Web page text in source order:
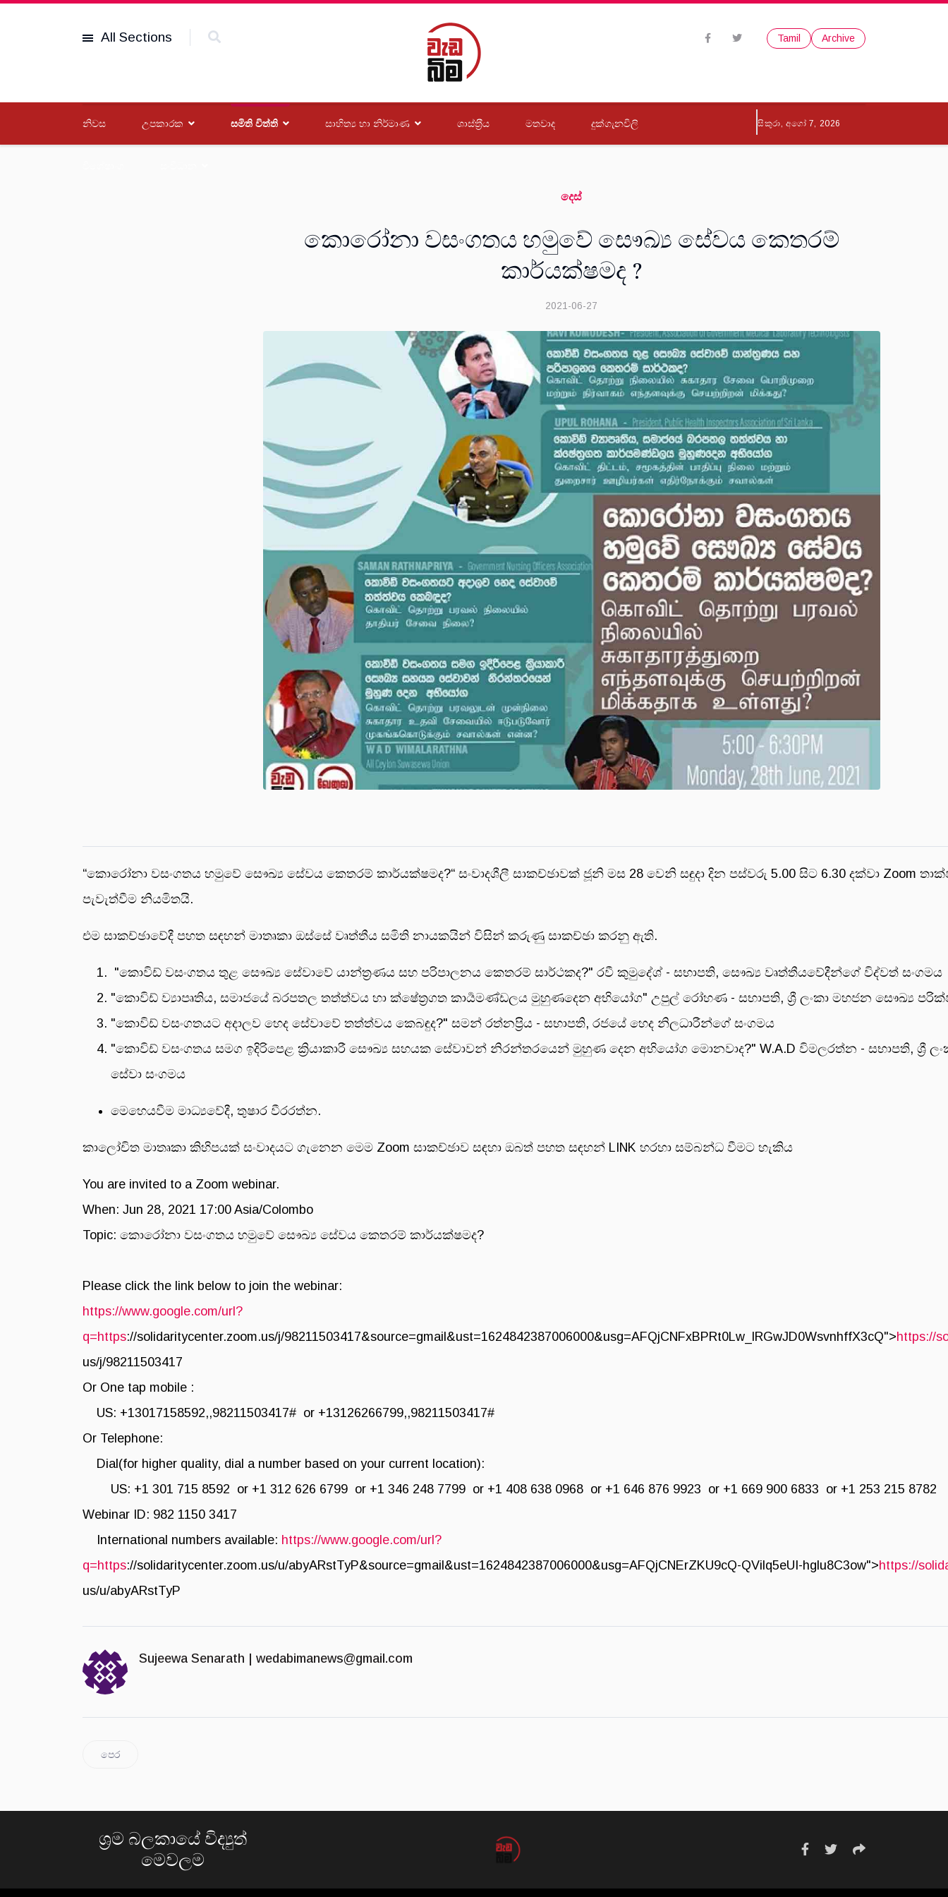
All Sections Tamil Archive
නිවස උපකාරක සමිති විත්ති සාහිත්‍ය හා නිර්මාණ ශාස්ත‍්‍රීය මතවාද දුක්ගැනවිලි සිකුරා, අගෝ 7, 2026
දෙස්
කොරෝනා වසංගතය හමුවේ සෞඛ්‍ය සේවය කෙතරම්
කාර්යක්ෂමද ?
2021-06-27
“කොරෝනා වසංගතය හමුවේ සෞඛ්‍ය සේවය කෙතරම් කාර්යක්ෂමද?“ සංවාදශීලී සාකච්ඡාවක් ජූනි මස 28 වෙනි සඳුදා දින පස්වරු 5.00 සිට 6.30 දක්වා Zoom
පැවැත්වීම නියමිතයි.
එම සාකච්ඡාවේදී පහත සඳහන් මාතෘකා ඔස්සේ වෘත්තීය සමිති නායකයින් විසින් කරුණු සාකච්ඡා කරනු ඇති.
"කොවිඩ් වසංගතය තුළ සෞඛ්‍ය සේවාවේ යාන්ත්‍රණය සහ පරිපාලනය කෙතරම් සාර්ථකද?" රවී කුමුදේශ් - සභාපති, සෞඛ්‍ය වෘත්තීයවේදීන්ගේ විද්වත් සංගමය
"කොවිඩ් ව්‍යාපෘතිය, සමාජයේ බරපතල තත්ත්වය හා ක්ෂේත්‍රගත කාර්‍යමණ්ඩලය මුහුණදෙන අභියෝග" උපුල් රෝහණ - සභාපති, ශ්‍රී ලංකා මහජන සෞඛ්‍ය
"කොවිඩ් වසංගතයට අදාලව හෙද සේවාවේ තත්ත්වය කෙබඳුද?" සමන් රත්නප්‍රිය - සභාපති, රජයේ හෙද නිලධාරීන්ගේ සංගමය
"කොවිඩ් වසංගතය සමග ඉදිරිපෙළ ක්‍රියාකාරී සෞඛ්‍ය සහයක සේවාවන් නිරන්තරයෙන් මුහුණ දෙන අභියෝග මොනවාද?" W.A.D විමලරත්න - සභාපති, ශ්‍රී
සේවා සංගමය
මෙහෙයවීම මාධ්‍යවේදී, තුෂාර වීරරත්න.
කාලෝචිත මාතෘකා කිහිපයක් සංවාදයට ගැනෙන මෙම Zoom සාකච්ඡාව සඳහා ඔබත් පහත සඳහන් LINK හරහා සම්බන්ධ වීමට හැකිය
You are invited to a Zoom webinar.
When: Jun 28, 2021 17:00 Asia/Colombo
Topic: කොරෝනා වසංගතය හමුවේ සෞඛ්‍ය සේවය කෙතරම් කාර්යක්ෂමද?
Please click the link below to join the webinar:
https://www.google.com/url?
q=https://solidaritycenter.zoom.us/j/98211503417&source=gmail&ust=1624842387006000&usg=AFQjCNFxBPRt0Lw_lRGwJD0WsvnhffX3cQ">https://
us/j/98211503417
Or One tap mobile :
US: +13017158592,,98211503417# or +13126266799,,98211503417#
Or Telephone:
Dial(for higher quality, dial a number based on your current location):
US: +1 301 715 8592 or +1 312 626 6799 or +1 346 248 7799 or +1 408 638 0968 or +1 646 876 9923 or +1 669 900 6833 or +1 253 215 8782
Webinar ID: 982 1150 3417
International numbers available: https://www.google.com/url?
q=https://solidaritycenter.zoom.us/u/abyARstTyP&source=gmail&ust=1624842387006000&usg=AFQjCNErZKU9cQ-QVilq5eUI-hglu8C3ow">https://
us/u/abyARstTyP
Sujeewa Senarath | wedabimanews@gmail.com
පෙර
ශ්‍රම බලකායේ විද්‍යුත්
මෙවලම